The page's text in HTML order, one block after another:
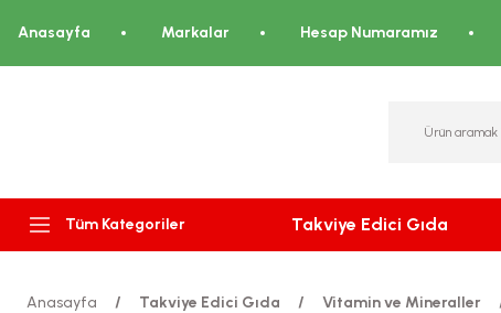
Anasayfa Markalar Hesap Numaramız
Tüm Kategoriler Takviye Edici Gıda
Anasayfa Takviye Edici Gıda Vitamin ve Mineraller